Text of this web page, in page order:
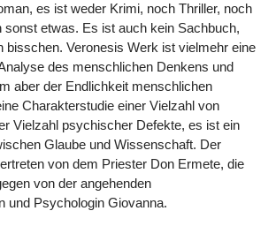
es ist weder Krimi, noch Thriller, noch
sonst etwas. Es ist auch kein Sachbuch,
bisschen. Veronesis Werk ist vielmehr eine
des menschlichen Denkens und
aber der Endlichkeit menschlichen
Charakterstudie einer Vielzahl von
Vielzahl psychischer Defekte, es ist ein
Glaube und Wissenschaft. Der
von dem Priester Don Ermete, die
von der angehenden
und Psychologin Giovanna.